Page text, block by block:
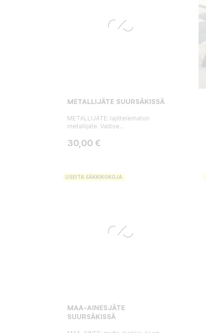
METALLIJÄTE SUURSÄKISSÄ
METALLIJÄTE: lajittelematon
metallijäte. Valitse...
Hinta
30,00 €
USEITA SÄKKIKOKOJA
MAA-AINESJÄTE
SUURSÄKISSÄ